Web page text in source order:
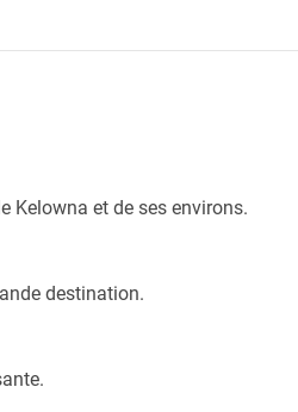
Kelowna et de ses environs.
destination.